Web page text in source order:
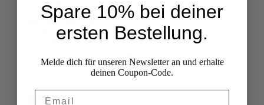
Ausverkauft
Oreo Red Velvet
Spare 10% bei deiner
ersten Bestellung.
Melde dich für unseren Newsletter an und erhalte
deinen Coupon-Code.